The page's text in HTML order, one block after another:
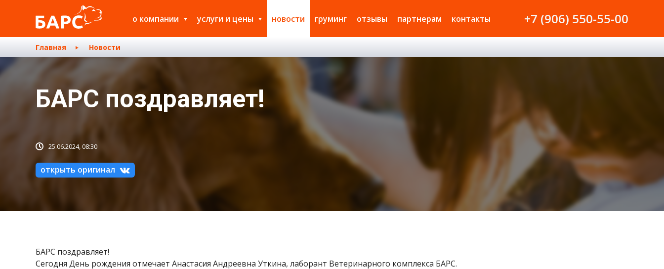
о компании услуги и цены новости груминг отзывы партнерам контакты +7 (906) 550-55-00
Главная Новости
БАРС поздравляет!
25.06.2024, 08:30
открыть оригинал
БАРС поздравляет!
Сегодня День рождения отмечает Анастасия Андреевна Уткина, лаборант Ветеринарного комплекса БАРС.